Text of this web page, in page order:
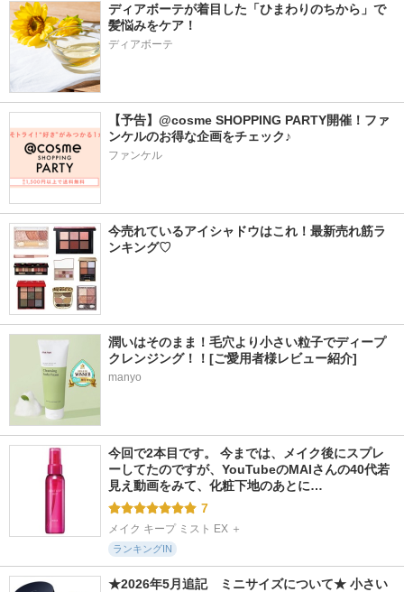
ディアボーテが着目した「ひまわりのちから」で
髪悩みをケア！
ディアボーテ
【予告】@cosme SHOPPING PARTY開催！ファ
ンケルのお得な企画をチェック♪
ファンケル
今売れているアイシャドウはこれ！最新売れ筋ラ
ンキング♡
潤いはそのまま！毛穴より小さい粒子でディープ
クレンジング！！[ご愛用者様レビュー紹介]
manyo
今回で2本目です。 今までは、メイク後にスプレ
ーしてたのですが、YouTubeのMAIさんの40代若
見え動画をみて、化粧下地のあとに…
7
メイク キープ ミスト EX ＋
ランキングIN
★2026年5月追記　ミニサイズについて★ 小さい